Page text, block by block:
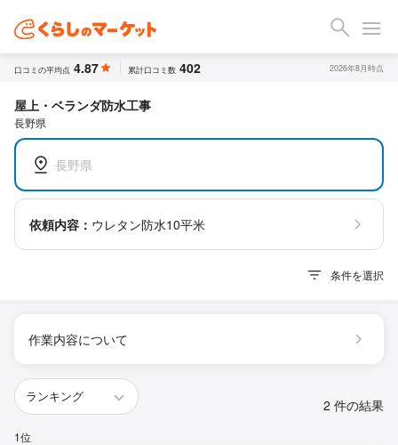
口コミの平均点 4.87 累計口コミ数 402 2026年8月時点
屋上・ベランダ防水工事
長野県
長野県
依頼内容： ウレタン防水10平米
条件を選択
作業内容について
2 件の結果
1位